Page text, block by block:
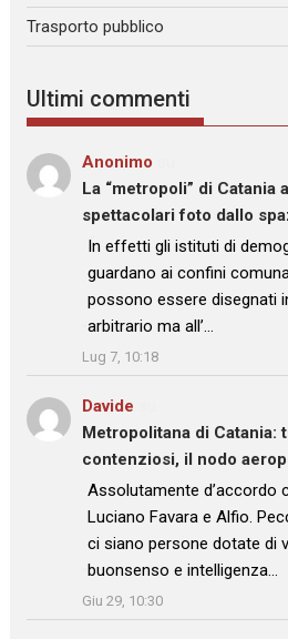
Trasporto pubblico
Ultimi commenti
Anonimo
La “metropoli” di Catania
spettacolari foto dallo
: “
In effetti gli istituti di
guardano ai confini
possono essere disegnati
arbitrario ma all’…
”
Lug 7, 10:18
Davide
Metropolitana di
contenziosi, il nodo
: “
Assolutamente d’accordo
Luciano Favara e Alfio.
ci siano persone dotate di
buonsenso e intelligenza…
”
Giu 29, 10:30